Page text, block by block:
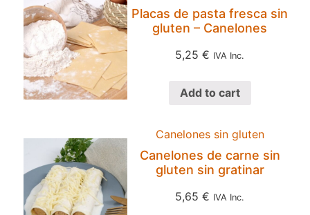
Placas de pasta fresca sin
gluten – Canelones
5,25 € IVA Inc.
Add to cart
Canelones sin gluten
Canelones de carne sin
gluten sin gratinar
5,65 € IVA Inc.